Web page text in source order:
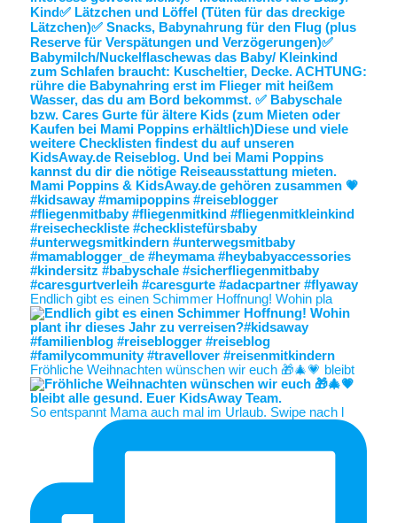
Endlich gibt es einen Schimmer Hoffnung! Wohin pla
Fröhliche Weihnachten wünschen wir euch 🎁🎄💗 bleibt
So entspannt Mama auch mal im Urlaub. Swipe nach l